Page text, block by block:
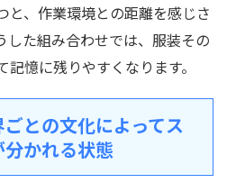
と、作業環境との距離を感じさ
した組み合わせでは、服装その
憶に残りやすくなります。
との文化によってス
かれる状態